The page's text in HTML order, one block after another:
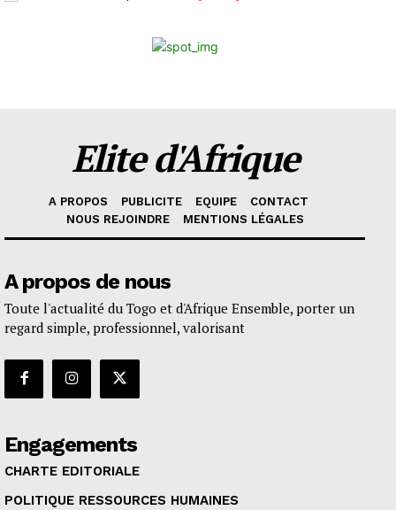
Elite d'Afrique
A PROPOS PUBLICITE EQUIPE
CONTACT
NOUS REJOINDRE
MENTIONS LÉGALES
A propos de nous
Toute l'actualité du Togo et d'Afrique Ensemble, porter un
regard simple, professionnel, valorisant
Engagements
CHARTE EDITORIALE
POLITIQUE RESSOURCES HUMAINES